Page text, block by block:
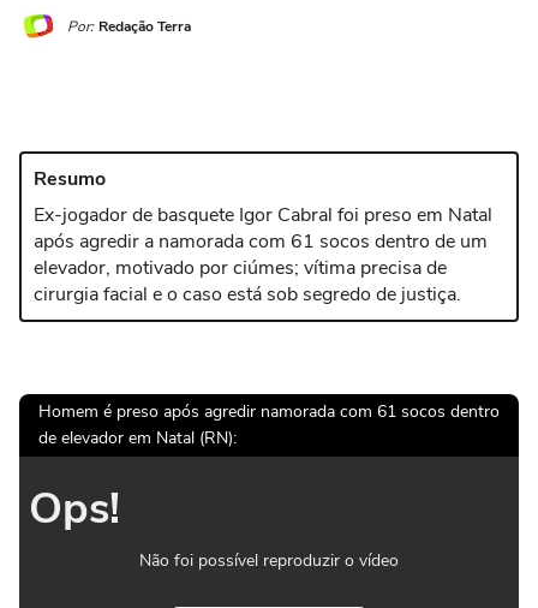
Por: Redação Terra
Resumo
Ex-jogador de basquete Igor Cabral foi preso em Natal
após agredir a namorada com 61 socos dentro de um
elevador, motivado por ciúmes; vítima precisa de
cirurgia facial e o caso está sob segredo de justiça.
Homem é preso após agredir namorada com 61 socos dentro
de elevador em Natal (RN):
Ops!
Não foi possível reproduzir o vídeo